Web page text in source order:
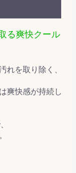
る爽快クール
れを取り除く、
爽快感が持続し